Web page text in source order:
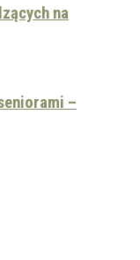
na
–